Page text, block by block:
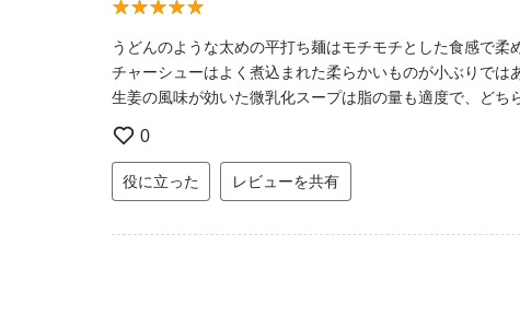
うどんのような太めの平打ち麺はモチモチとした食感で柔
チャーシューはよく煮込まれた柔らかいものが小ぶりで
生姜の風味が効いた微乳化スープは脂の量も適度で、どち
0
役に立った レビューを共有